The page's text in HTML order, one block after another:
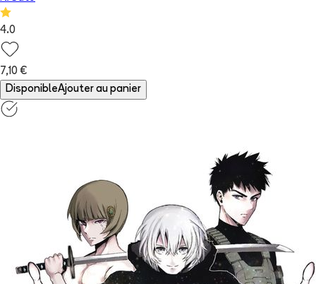
4.0
7,10 €
DisponibleAjouter au panier